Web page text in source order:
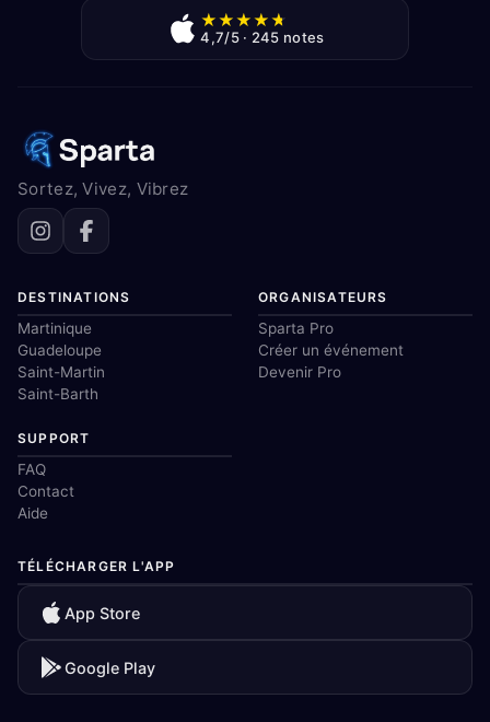
★★★★★
4,7/5 · 245 notes
Sortez, Vivez, Vibrez
DESTINATIONS
Martinique
Guadeloupe
Saint-Martin
Saint-Barth
ORGANISATEURS
Sparta Pro
Créer un événement
Devenir Pro
SUPPORT
FAQ
Contact
Aide
TÉLÉCHARGER L'APP
App Store
Google Play